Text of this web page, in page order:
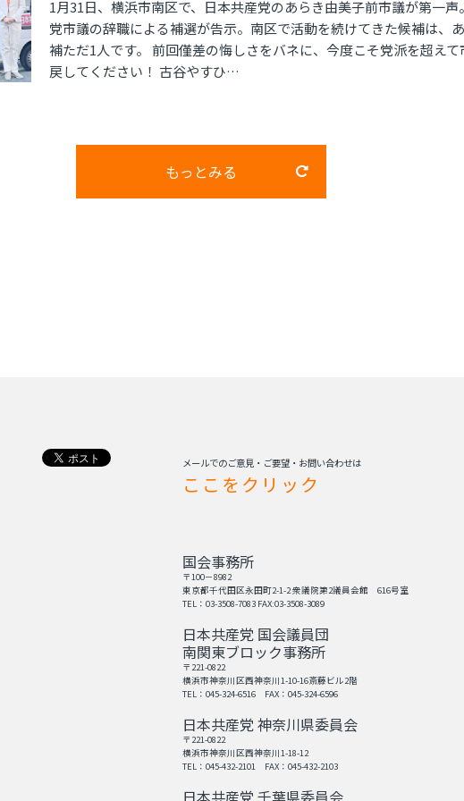
1月31日、横浜市南区で、日本共産党のあらき由美子前市議が第一声
党市議の辞職による補選が告示。南区で活動を続けてきた候補は、
補ただ1人です。 前回僅差の悔しさをバネに、今度こそ党派を超えて
戻してください！ 古谷やすひ…
もっとみる
メールでのご意見・ご要望・お問い合わせは
ここをクリック
国会事務所
〒100－8982
東京都千代田区永田町2-1-2 衆議院第2議員会館 616号室
TEL：03-3508-7083 FAX:03-3508-3089
日本共産党 国会議員団
南関東ブロック事務所
〒221-0822
横浜市神奈川区西神奈川1-10-16斎藤ビル2階
TEL：045-324-6516 FAX：045-324-6596
日本共産党 神奈川県委員会
〒221-0822
横浜市神奈川区西神奈川1-18-12
TEL：045-432-2101 FAX：045-432-2103
日本共産党 千葉県委員会